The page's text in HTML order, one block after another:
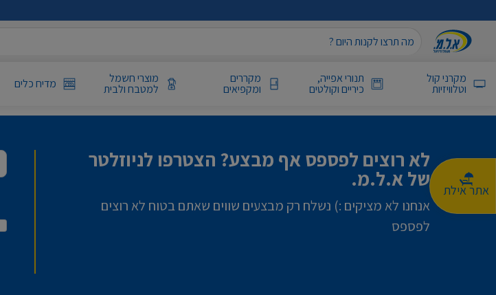
אתר אילת
מקרני קול
וטלוויזיות
תנורי אפייה,
כיריים וקולטים
מקררים
ומקפיאים
מוצרי חשמל
למטבח ולבית מדיח כלים
לא רוצים לפספס אף מבצע? הצטרפו לניוזלטר
של א.ל.מ.
אנחנו לא מציקים :) נשלח רק מבצעים שווים שאתם בטוח לא רוצים
לפספס